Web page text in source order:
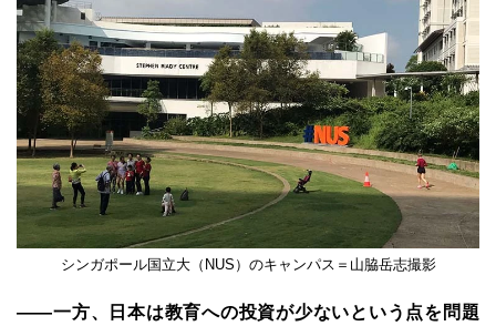
シンガポール国立大（NUS）のキャンパス＝山脇岳志撮影
――一方、日本は教育への投資が少ないという点を問題